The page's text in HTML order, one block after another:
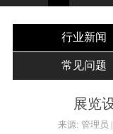
行业新闻
常见问题
展览
来源: 管理员